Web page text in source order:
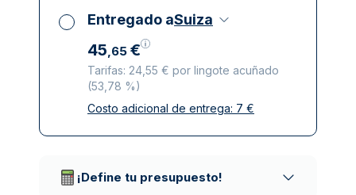
Entregado aSuiza
45,65 €
Tarifas: 24,55 € por lingote acuñado
(53,78 %)
Impuestos incluidos
Costo adicional de entrega: 7 €
¡Define tu presupuesto!